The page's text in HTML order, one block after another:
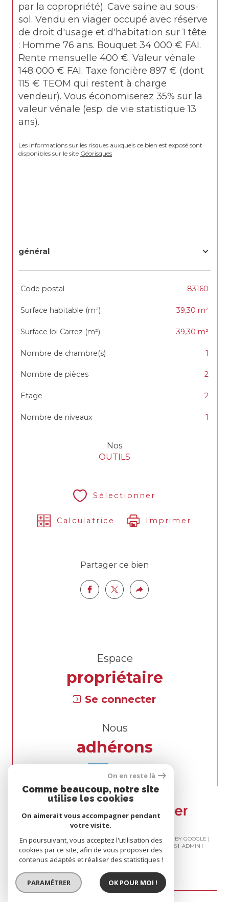
par la copropriété). Cave saine au sous-
sol. Vendu en viager occupé avec réserve
de droit d'usage et d'habitation sur 1 tête
: Homme 76 ans. Bouquet 34 000 € FAI.
Rente mensuelle 400 €. Valeur vénale
148 000 € FAI. Taxe foncière 897 € (dont
115 € TEOM qui restent à charge
vendeur). Vous économiserez 35% sur la
valeur vénale (esp. de vie statistique 13
ans).
Les informations sur les risques auxquels ce bien est exposé sont
disponibles sur le site Géorisques
général
TRAD_SIROCCO_Caracteristique
Code postal 83160
Surface habitable (m²) 39,30 m²
Surface loi Carrez (m²) 39,30 m²
Nombre de chambre(s) 1
Nombre de pièces 2
Etage 2
Nombre de niveaux 1
Nos
OUTILS
Sélectionner
Calculatrice Imprimer
Partager ce bien
Espace
propriétaire
Se connecter
Nous
adhérons
© 2026 | TOUS DROITS RÉSERVÉS | TRADUCTION POWERED BY GOOGLE |
NOS HONORAIRES
PLAN DU SITE MENTIONS LÉGALES
ADMIN
NOS LIENS
POLITIQUE RGPD COOKIES
On en reste là
Comme beaucoup, notre site
utilise les cookies
On aimerait vous accompagner pendant
votre visite.
En poursuivant, vous acceptez l'utilisation des
cookies par ce site, afin de vous proposer des
contenus adaptés et réaliser des statistiques !
PARAMÉTRER OK POUR MOI !